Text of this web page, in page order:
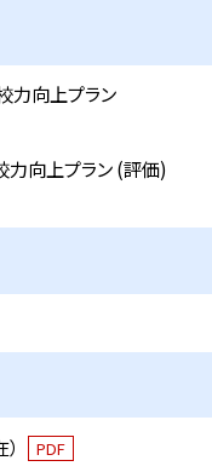
力向上プラン
向上プラン (評価)
PDF